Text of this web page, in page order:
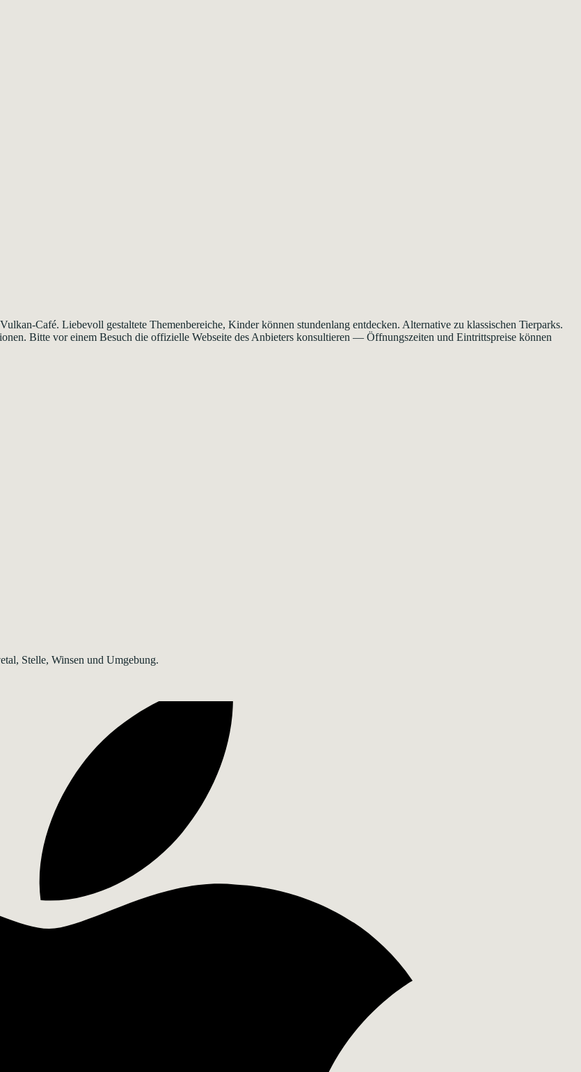
Café. Liebevoll gestaltete Themenbereiche, Kinder können stundenlang entdecken. Alternative zu klassischen Tierparks.
Bitte vor einem Besuch die offizielle Webseite des Anbieters konsultieren — Öffnungszeiten und Eintrittspreise können
Stelle, Winsen und Umgebung.